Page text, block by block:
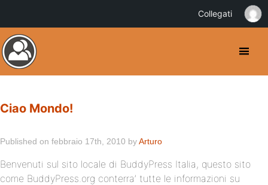
Ciao Mondo!
Published on febbraio 17th, 2010 byArturo
Benvenuti sul sito locale di BuddyPress Italia, questo sito
come BuddyPress.org conterra’ tutte le informazioni su
Collegati